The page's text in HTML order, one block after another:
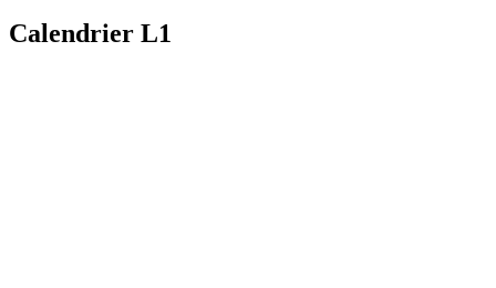
Calendrier L1